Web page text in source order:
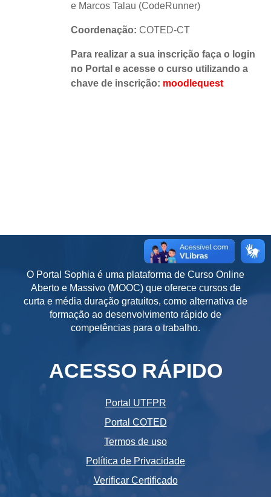
e Marcos Talau (CodeRunner)
Coordenação: COTED-CT
Para realizar a sua inscrição faça o login
no Portal e acesse o curso utilizando a
chave de inscrição: moodlequest
O Portal Sophia é uma plataforma de Curso Online
Aberto e Massivo (MOOC) que oferece cursos de
curta e média duração gratuitos, como alternativa de
formação ao desenvolvimento rápido de
competências para o trabalho.
ACESSO RÁPIDO
Portal UTFPR
Portal COTED
Termos de uso
Política de Privacidade
Verificar Certificado